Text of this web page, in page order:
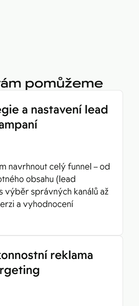
pomůžeme
a nastavení lead
navrhnout celý funnel – od
obsahu (lead
výběr správných kanálů až
a vyhodnocení
reklama